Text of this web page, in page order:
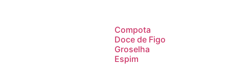
Compota
Doce de Figo
Groselha
Espim